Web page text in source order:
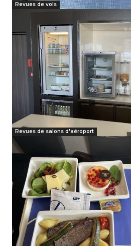
Revues de vols
Revues de salons d'aéroport